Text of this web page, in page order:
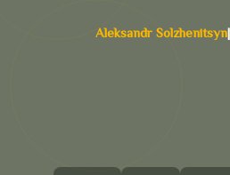
Aleksandr Solzhenitsyn|